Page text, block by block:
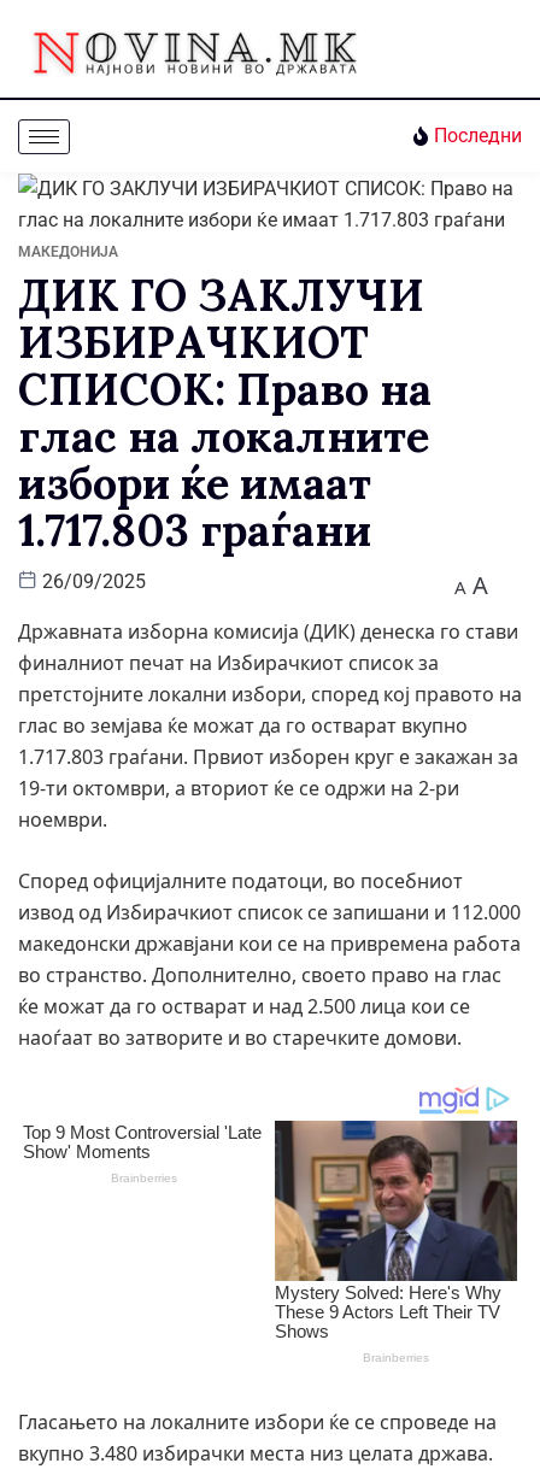
Последни
МАКЕДОНИЈА
ДИК ГО ЗАКЛУЧИ
ИЗБИРАЧКИОТ
СПИСОК: Право на
глас на локалните
избори ќе имаат
1.717.803 граѓани
26/09/2025 A A
Државната изборна комисија (ДИК) денеска го стави
финалниот печат на Избирачкиот список за
претстојните локални избори, според кој правото на
глас во земјава ќе можат да го остварат вкупно
1.717.803 граѓани. Првиот изборен круг е закажан за
19-ти октомври, а вториот ќе се одржи на 2-ри
ноември.
Според официјалните податоци, во посебниот
извод од Избирачкиот список се запишани и 112.000
македонски државјани кои се на привремена работа
во странство. Дополнително, своето право на глас
ќе можат да го остварат и над 2.500 лица кои се
наоѓаат во затворите и во старечките домови.
Гласањето на локалните избори ќе се спроведе на
вкупно 3.480 избирачки места низ целата држава.